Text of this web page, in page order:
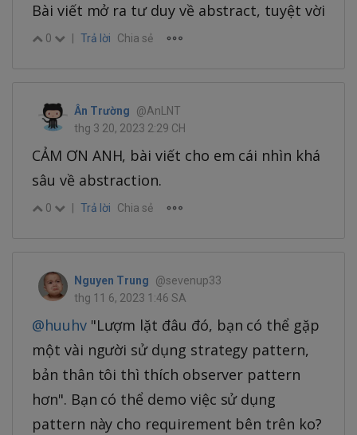
Bài viết mở ra tư duy về abstract, tuyệt vời
0 Trả lời Chia sẻ
Ân Trường
@AnLNT
thg 3 20, 2023 2:29 CH
CẢM ƠN ANH, bài viết cho em cái nhìn khá
sâu về abstraction.
0 Trả lời Chia sẻ
Nguyen Trung
@sevenup33
thg 11 6, 2023 1:46 SA
@huuhv"Lượm lặt đâu đó, bạn có thể gặp
một vài người sử dụng strategy pattern,
bản thân tôi thì thích observer pattern
hơn". Bạn có thể demo việc sử dụng
pattern này cho requirement bên trên ko?